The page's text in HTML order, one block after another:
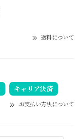
送料について
キャリア決済
お支払い方法について